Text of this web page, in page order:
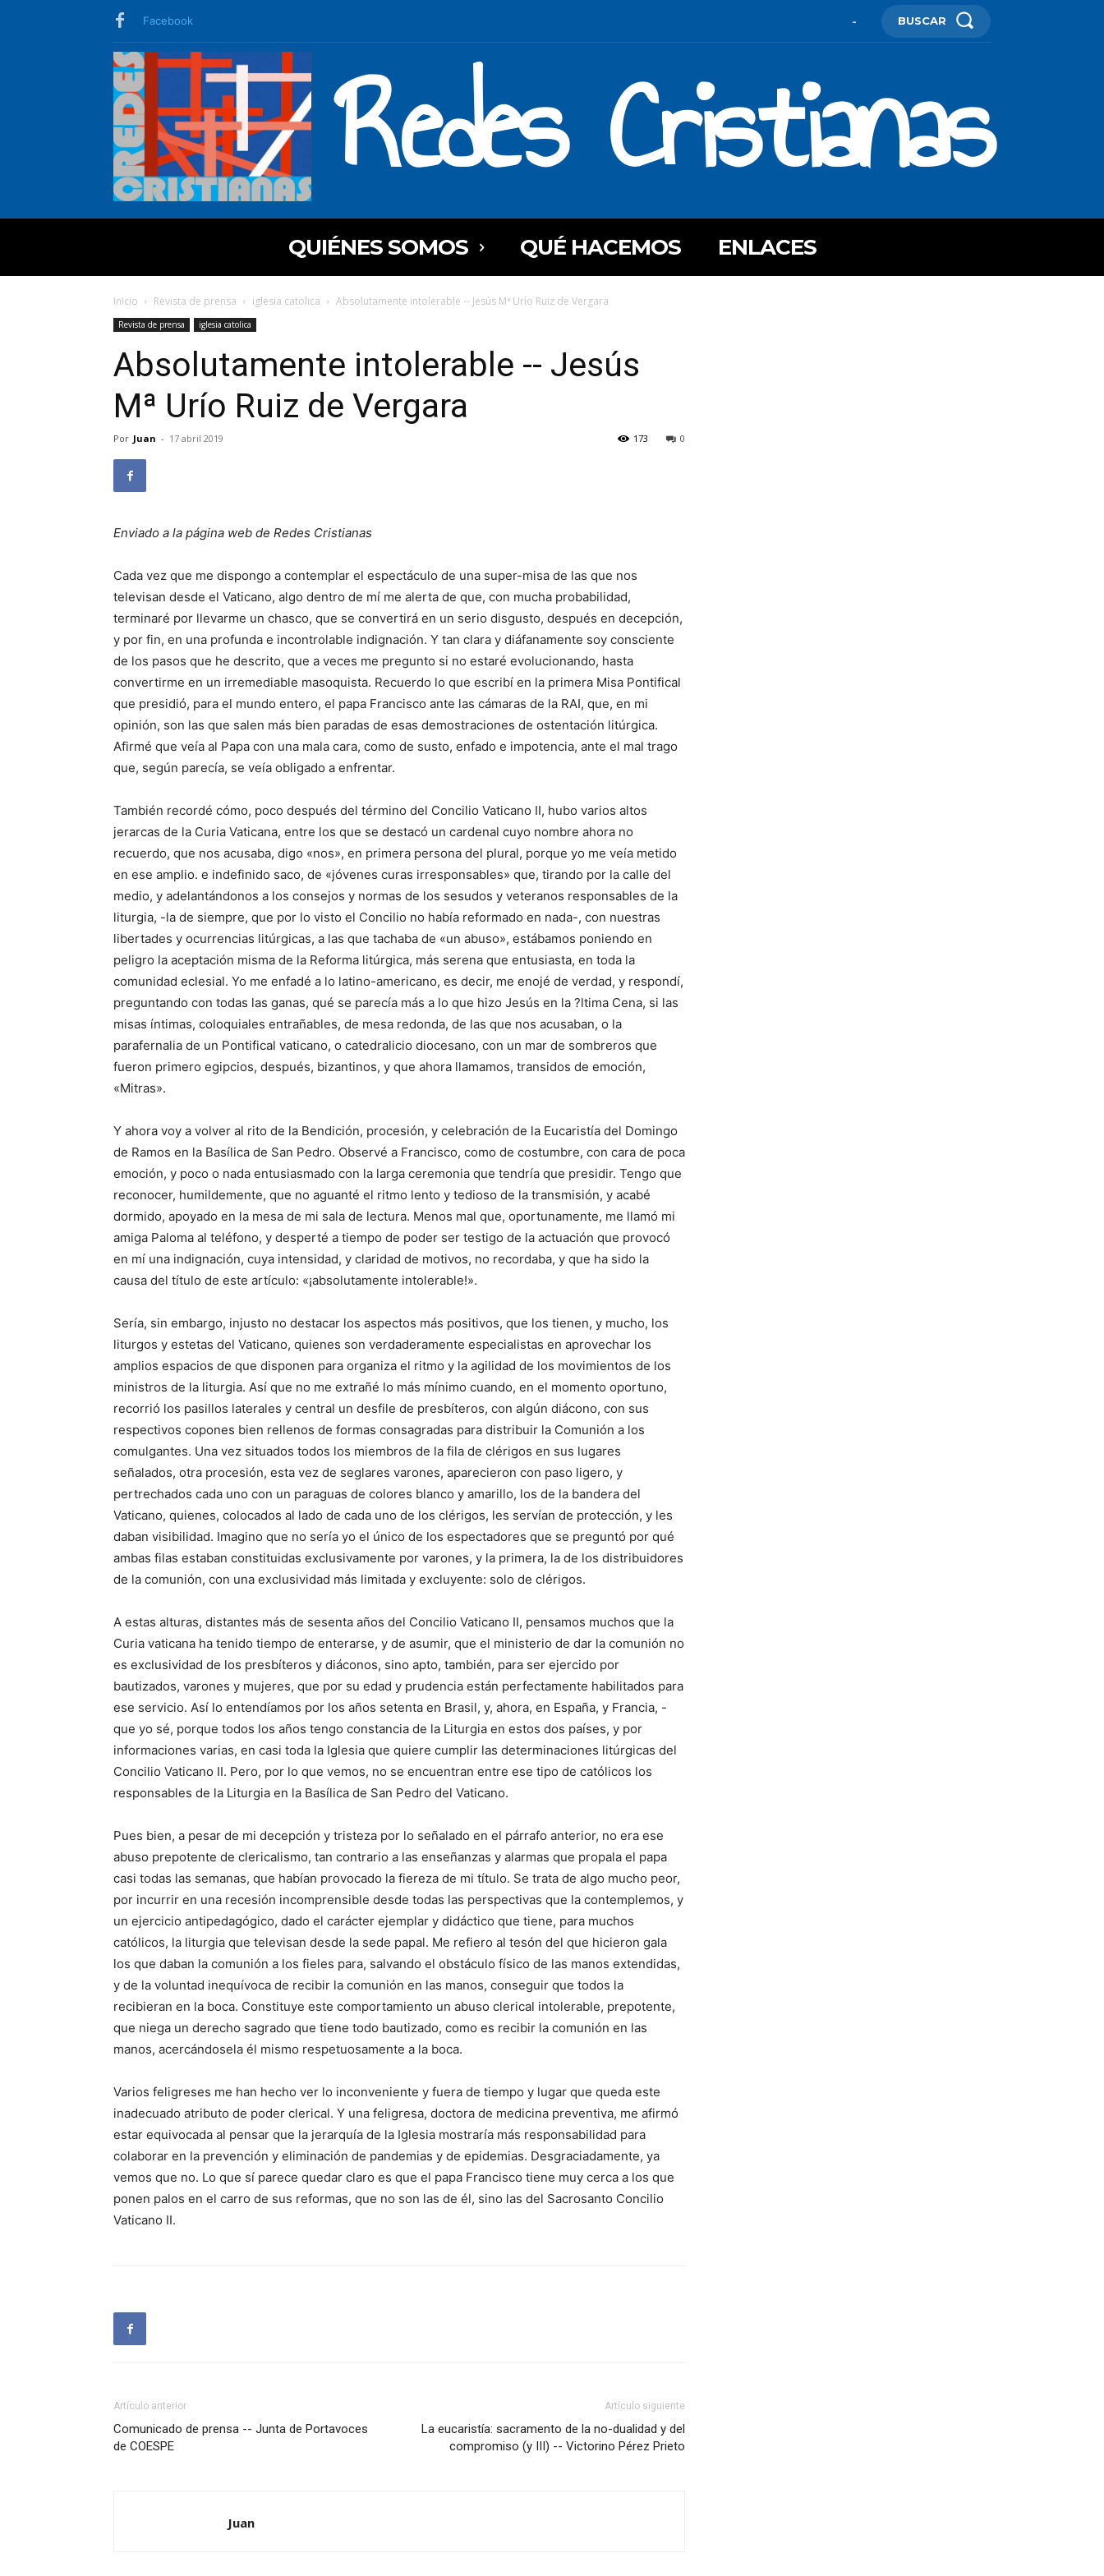
Facebook - BUSCAR
Redes Cristianas
QUIÉNES SOMOS QUÉ HACEMOS ENLACES
Inicio Revista de prensa iglesia catolica Absolutamente intolerable -- Jesús Mª Urío Ruiz de Vergara
Revista de prensa iglesia catolica
Absolutamente intolerable -- Jesús
Mª Urío Ruiz de Vergara
Por Juan - 17 abril 2019 0
173
Enviado a la página web de Redes Cristianas
Cada vez que me dispongo a contemplar el espectáculo de una super-misa de las que nos
televisan desde el Vaticano, algo dentro de mí me alerta de que, con mucha probabilidad,
terminaré por llevarme un chasco, que se convertirá en un serio disgusto, después en decepción,
y por fin, en una profunda e incontrolable indignación. Y tan clara y diáfanamente soy consciente
de los pasos que he descrito, que a veces me pregunto si no estaré evolucionando, hasta
convertirme en un irremediable masoquista. Recuerdo lo que escribí en la primera Misa Pontifical
que presidió, para el mundo entero, el papa Francisco ante las cámaras de la RAI, que, en mi
opinión, son las que salen más bien paradas de esas demostraciones de ostentación litúrgica.
Afirmé que veía al Papa con una mala cara, como de susto, enfado e impotencia, ante el mal trago
que, según parecía, se veía obligado a enfrentar.
También recordé cómo, poco después del término del Concilio Vaticano II, hubo varios altos
jerarcas de la Curia Vaticana, entre los que se destacó un cardenal cuyo nombre ahora no
recuerdo, que nos acusaba, digo «nos», en primera persona del plural, porque yo me veía metido
en ese amplio. e indefinido saco, de «jóvenes curas irresponsables» que, tirando por la calle del
medio, y adelantándonos a los consejos y normas de los sesudos y veteranos responsables de la
liturgia, -la de siempre, que por lo visto el Concilio no había reformado en nada-, con nuestras
libertades y ocurrencias litúrgicas, a las que tachaba de «un abuso», estábamos poniendo en
peligro la aceptación misma de la Reforma litúrgica, más serena que entusiasta, en toda la
comunidad eclesial. Yo me enfadé a lo latino-americano, es decir, me enojé de verdad, y respondí,
preguntando con todas las ganas, qué se parecía más a lo que hizo Jesús en la ?ltima Cena, si las
misas íntimas, coloquiales entrañables, de mesa redonda, de las que nos acusaban, o la
parafernalia de un Pontifical vaticano, o catedralicio diocesano, con un mar de sombreros que
fueron primero egipcios, después, bizantinos, y que ahora llamamos, transidos de emoción,
«Mitras».
Y ahora voy a volver al rito de la Bendición, procesión, y celebración de la Eucaristía del Domingo
de Ramos en la Basílica de San Pedro. Observé a Francisco, como de costumbre, con cara de poca
emoción, y poco o nada entusiasmado con la larga ceremonia que tendría que presidir. Tengo que
reconocer, humildemente, que no aguanté el ritmo lento y tedioso de la transmisión, y acabé
dormido, apoyado en la mesa de mi sala de lectura. Menos mal que, oportunamente, me llamó mi
amiga Paloma al teléfono, y desperté a tiempo de poder ser testigo de la actuación que provocó
en mí una indignación, cuya intensidad, y claridad de motivos, no recordaba, y que ha sido la
causa del título de este artículo: «¡absolutamente intolerable!».
Sería, sin embargo, injusto no destacar los aspectos más positivos, que los tienen, y mucho, los
liturgos y estetas del Vaticano, quienes son verdaderamente especialistas en aprovechar los
amplios espacios de que disponen para organiza el ritmo y la agilidad de los movimientos de los
ministros de la liturgia. Así que no me extrañé lo más mínimo cuando, en el momento oportuno,
recorrió los pasillos laterales y central un desfile de presbíteros, con algún diácono, con sus
respectivos copones bien rellenos de formas consagradas para distribuir la Comunión a los
comulgantes. Una vez situados todos los miembros de la fila de clérigos en sus lugares
señalados, otra procesión, esta vez de seglares varones, aparecieron con paso ligero, y
pertrechados cada uno con un paraguas de colores blanco y amarillo, los de la bandera del
Vaticano, quienes, colocados al lado de cada uno de los clérigos, les servían de protección, y les
daban visibilidad. Imagino que no sería yo el único de los espectadores que se preguntó por qué
ambas filas estaban constituidas exclusivamente por varones, y la primera, la de los distribuidores
de la comunión, con una exclusividad más limitada y excluyente: solo de clérigos.
A estas alturas, distantes más de sesenta años del Concilio Vaticano II, pensamos muchos que la
Curia vaticana ha tenido tiempo de enterarse, y de asumir, que el ministerio de dar la comunión no
es exclusividad de los presbíteros y diáconos, sino apto, también, para ser ejercido por
bautizados, varones y mujeres, que por su edad y prudencia están perfectamente habilitados para
ese servicio. Así lo entendíamos por los años setenta en Brasil, y, ahora, en España, y Francia, -
que yo sé, porque todos los años tengo constancia de la Liturgia en estos dos países, y por
informaciones varias, en casi toda la Iglesia que quiere cumplir las determinaciones litúrgicas del
Concilio Vaticano II. Pero, por lo que vemos, no se encuentran entre ese tipo de católicos los
responsables de la Liturgia en la Basílica de San Pedro del Vaticano.
Pues bien, a pesar de mi decepción y tristeza por lo señalado en el párrafo anterior, no era ese
abuso prepotente de clericalismo, tan contrario a las enseñanzas y alarmas que propala el papa
casi todas las semanas, que habían provocado la fiereza de mi título. Se trata de algo mucho peor,
por incurrir en una recesión incomprensible desde todas las perspectivas que la contemplemos, y
un ejercicio antipedagógico, dado el carácter ejemplar y didáctico que tiene, para muchos
católicos, la liturgia que televisan desde la sede papal. Me refiero al tesón del que hicieron gala
los que daban la comunión a los fieles para, salvando el obstáculo físico de las manos extendidas,
y de la voluntad inequívoca de recibir la comunión en las manos, conseguir que todos la
recibieran en la boca. Constituye este comportamiento un abuso clerical intolerable, prepotente,
que niega un derecho sagrado que tiene todo bautizado, como es recibir la comunión en las
manos, acercándosela él mismo respetuosamente a la boca.
Varios feligreses me han hecho ver lo inconveniente y fuera de tiempo y lugar que queda este
inadecuado atributo de poder clerical. Y una feligresa, doctora de medicina preventiva, me afirmó
estar equivocada al pensar que la jerarquía de la Iglesia mostraría más responsabilidad para
colaborar en la prevención y eliminación de pandemias y de epidemias. Desgraciadamente, ya
vemos que no. Lo que sí parece quedar claro es que el papa Francisco tiene muy cerca a los que
ponen palos en el carro de sus reformas, que no son las de él, sino las del Sacrosanto Concilio
Vaticano II.
Artículo anterior
Comunicado de prensa -- Junta de Portavoces
de COESPE
Artículo siguiente
La eucaristía: sacramento de la no-dualidad y del
compromiso (y III) -- Victorino Pérez Prieto
Juan